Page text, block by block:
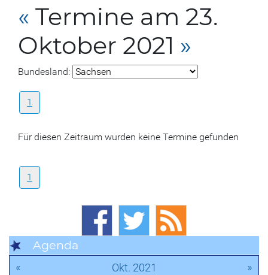
« Termine am 23.
Oktober 2021 »
Bundesland:
1
Für diesen Zeitraum wurden keine Termine gefunden
1
Agenda
« Okt. 2021 »